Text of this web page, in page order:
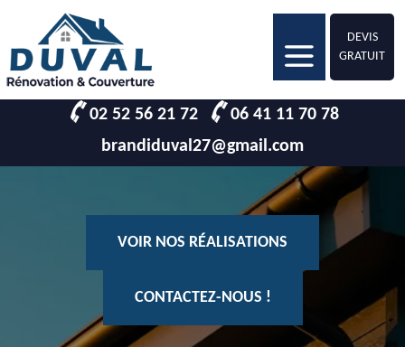
DEVIS
GRATUIT
02 52 56 21 72
06 41 11 70 78
brandiduval27@gmail.com
VOIR NOS RÉALISATIONS
CONTACTEZ-NOUS !